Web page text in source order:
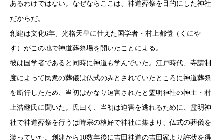
あるわけではない。なぜならここは、神道葬祭を目的にした神社
だからだ。
創建は文化6年、光格天皇に仕えた国学者・村上都愷（くにや
す）がこの地で神道葬祭場を開いたことによる。
彼は国学者であると同時に神道も学んでいた。江戸時代、寺請制
度によって民衆の葬儀は仏式のみとされていたところに神道葬祭
を断行したため、当初はかなり迫害されたと霊明神社の神主・村
上浩継氏に聞いた。氏曰く、当初は迫害を逃れるために、霊明神
社で神道葬祭を行うは時宗の格好で神社に集まり、仏式の葬儀を
装っていた。創建から10数年後に吉田神道の吉田家より許状を得